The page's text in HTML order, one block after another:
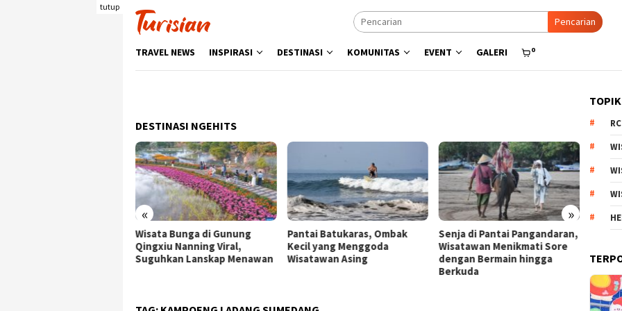
tutup
Pencarian
TRAVEL NEWS INSPIRASI DESTINASI KOMUNITAS EVENT GALERI 0
DESTINASI NGEHITS
« »
Pantai Batukaras, Ombak
Kecil yang Menggoda
Wisatawan Asing
Senja di Pantai Pangandaran,
Wisatawan Menikmati Sore
dengan Bermain hingga
Menyisir Asa di Pantai Bulbul
Danau Toba, Potensi Wisata
Pasir Putih